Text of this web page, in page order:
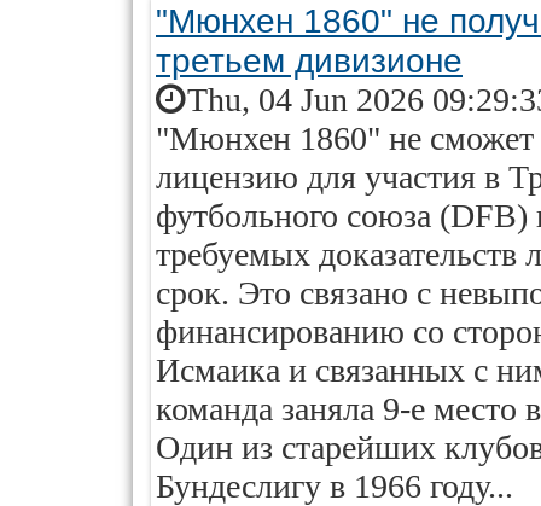
"Мюнхен 1860" не
третьем дивизионе
Thu, 04 Jun 2026
"Мюнхен 1860" не сможет
лицензию для участия в
футбольного союза (DFB)
требуемых
срок. Это связано с
финансированию со
Исмаика и связанных с
команда заняла 9-е место
Один из старейших
Бундеслигу в 1966 году...